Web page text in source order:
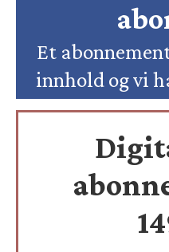
Et
innhold og vi